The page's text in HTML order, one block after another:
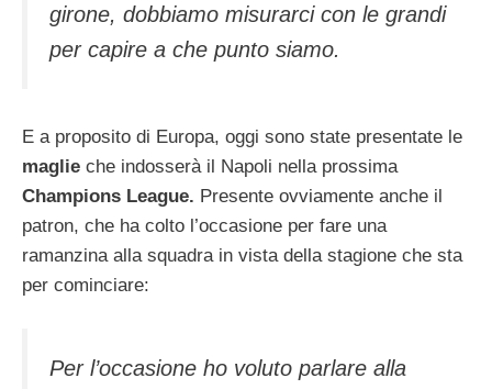
girone, dobbiamo misurarci con le grandi
per capire a che punto siamo.
E a proposito di Europa, oggi sono state presentate le
maglie che indosserà il Napoli nella prossima
Champions League. Presente ovviamente anche il
patron, che ha colto l’occasione per fare una
ramanzina alla squadra in vista della stagione che sta
per cominciare:
Per l’occasione ho voluto parlare alla